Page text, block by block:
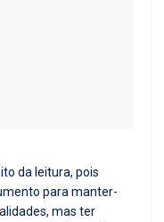
da leitura, pois
para manter-
mas ter